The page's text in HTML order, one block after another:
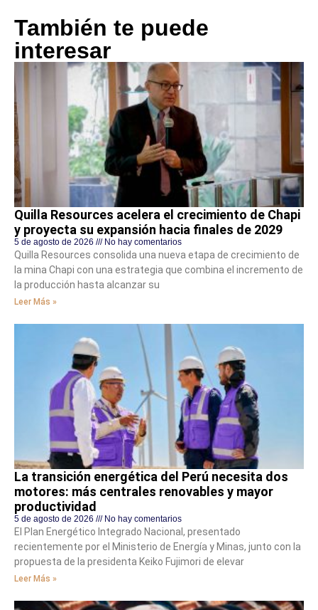
También te puede
interesar
Quilla Resources acelera el crecimiento de Chapi
y proyecta su expansión hacia finales de 2029
5 de agosto de 2026 No hay comentarios
Quilla Resources consolida una nueva etapa de crecimiento de
la mina Chapi con una estrategia que combina el incremento de
la producción hasta alcanzar su
Leer Más »
La transición energética del Perú necesita dos
motores: más centrales renovables y mayor
productividad
5 de agosto de 2026 No hay comentarios
El Plan Energético Integrado Nacional, presentado
recientemente por el Ministerio de Energía y Minas, junto con la
propuesta de la presidenta Keiko Fujimori de elevar
Leer Más »